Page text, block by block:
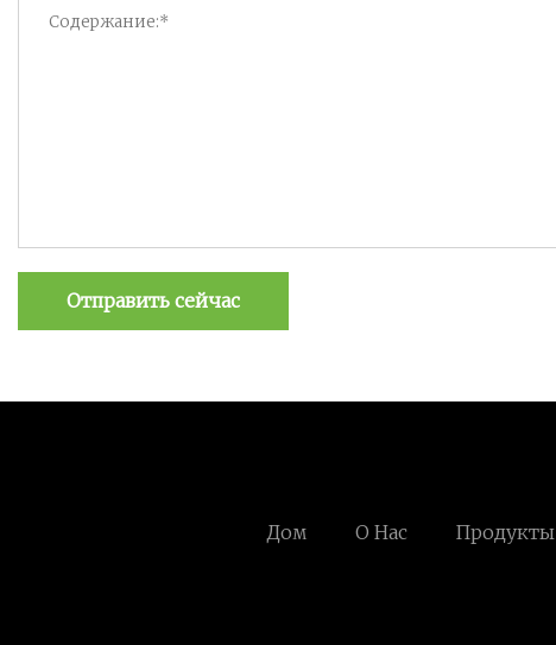
Отправить сейчас
Дом О Нас Продукты